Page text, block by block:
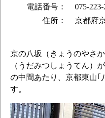
電話番号：
075-
住所：
京都府
京の八坂（きょうのやさ
（うだみつしょうてん）
の中間あたり、京都東山｢
す。